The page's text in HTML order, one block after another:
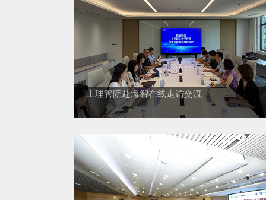
上理管院赴海智在线走访交流